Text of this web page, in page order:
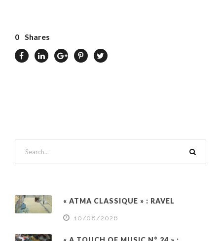
0 Shares
« ATMA CLASSIQUE » : RAVEL
10/08/2026